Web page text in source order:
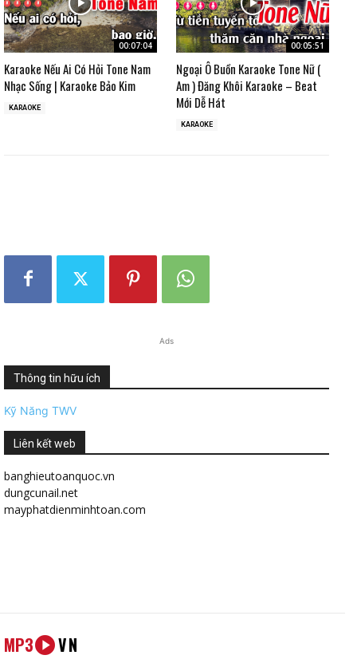
00:07:04
Karaoke Nếu Ai Có Hỏi Tone Nam
Nhạc Sống | Karaoke Bảo Kim
KARAOKE
00:05:51
Ngoại Ô Buồn Karaoke Tone Nữ (
Am ) Đăng Khôi Karaoke – Beat
Mới Dễ Hát
KARAOKE
Ads
Thông tin hữu ích
Kỹ Năng TWV
Liên kết web
banghieutoanquoc.vn
dungcunail.net
mayphatdienminhtoan.com
MP3 VN